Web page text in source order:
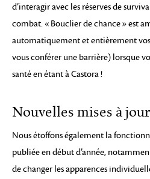
d’interagir avec les réserves de
combat. « Bouclier de chance » est
automatiquement et entièrement
vous conférer une barrière) lorsque
santé en étant à Castora !
Nouvelles mises à
Nous étoffons également la
publiée en début d’année,
de changer les apparences